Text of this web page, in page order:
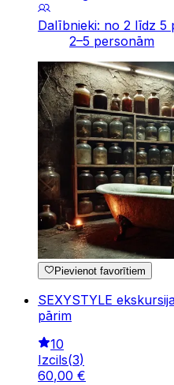
Dalībnieki: no 2 līdz 5
2–5 personām
Pievienot favorītiem
SEXYSTYLE
pārim
10
Izcils(3)
60,00 €